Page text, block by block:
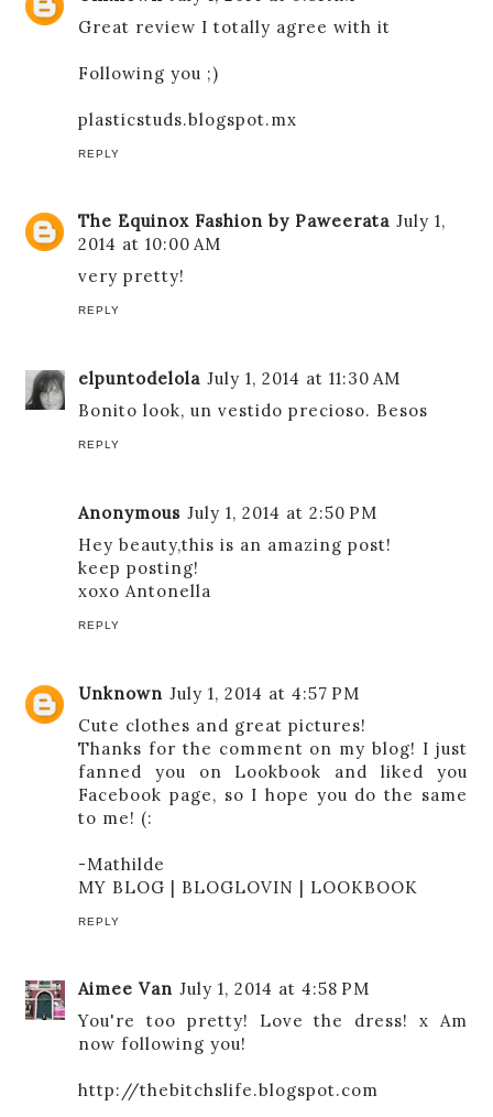
Great review I totally agree with it
Following you ;)
plasticstuds.blogspot.mx
REPLY
The Equinox Fashion by Paweerata July 1,
2014 at 10:00 AM
very pretty!
REPLY
elpuntodelola July 1, 2014 at 11:30 AM
Bonito look, un vestido precioso. Besos
REPLY
Anonymous July 1, 2014 at 2:50 PM
Hey beauty,this is an amazing post!
keep posting!
xoxo Antonella
REPLY
Unknown July 1, 2014 at 4:57 PM
Cute clothes and great pictures!
Thanks for the comment on my blog! I just
fanned you on Lookbook and liked you
Facebook page, so I hope you do the same
to me! (:
-Mathilde
MY BLOG | BLOGLOVIN | LOOKBOOK
REPLY
Aimee Van July 1, 2014 at 4:58 PM
You're too pretty! Love the dress! x Am
now following you!
http://thebitchslife.blogspot.com